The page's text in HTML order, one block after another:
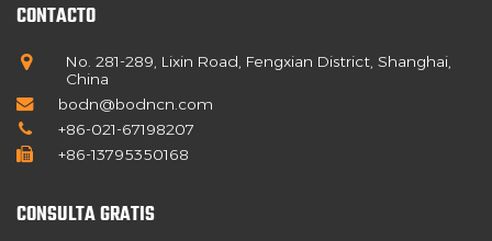
CONTACTO
No. 281-289, Lixin Road, Fengxian District, Shanghai,
China
bodn@bodncn.com
+86-021-67198207
+86-13795350168
CONSULTA GRATIS